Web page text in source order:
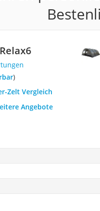
)
Zelt Vergleich
Angebote